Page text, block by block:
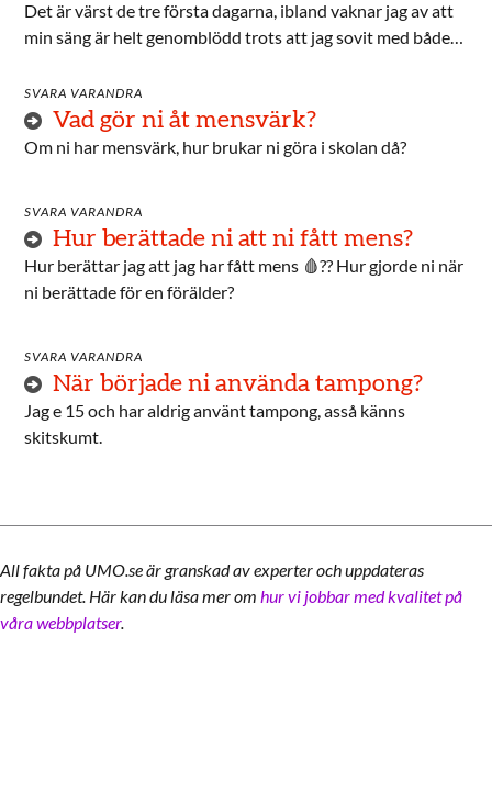
Det är värst de tre första dagarna, ibland vaknar jag av att
min säng är helt genomblödd trots att jag sovit med både
SVARA VARANDRA
Vad gör ni åt mensvärk?
Om ni har mensvärk, hur brukar ni göra i skolan då?
SVARA VARANDRA
Hur berättade ni att ni fått mens?
Hur berättar jag att jag har fått mens 🩸?? Hur gjorde ni när
ni berättade för en förälder?
SVARA VARANDRA
När började ni använda tampong?
Jag e 15 och har aldrig använt tampong, asså känns
skitskumt.
All fakta på UMO.se är granskad av experter och uppdateras
regelbundet. Här kan du läsa mer om hur vi jobbar med kvalitet på
våra webbplatser.